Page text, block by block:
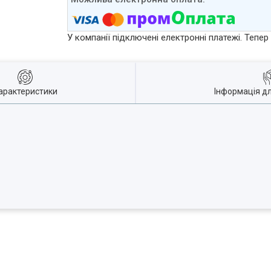
У компанії підключені електронні платежі.
Інформація